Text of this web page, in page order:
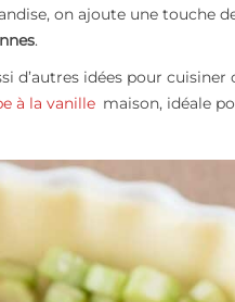
on ajoute une touche
.
d’autres idées pour cuisiner
à la vanille maison, idéale